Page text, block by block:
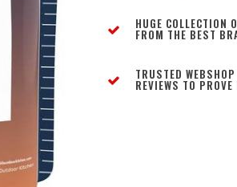
HUGE COLLECTION
FROM THE BEST
TRUSTED
REVIEWS TO PROVE